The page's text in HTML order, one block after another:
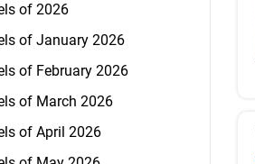
of 2026
of January 2026
of February 2026
of March 2026
of April 2026